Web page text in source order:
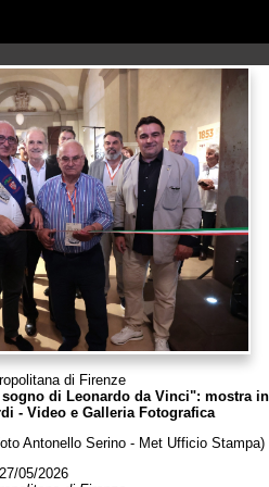
di Firenze
di Leonardo da Vinci": mostra in
- Video e Galleria Fotografica
Antonello Serino - Met Ufficio Stampa)
27/05/2026